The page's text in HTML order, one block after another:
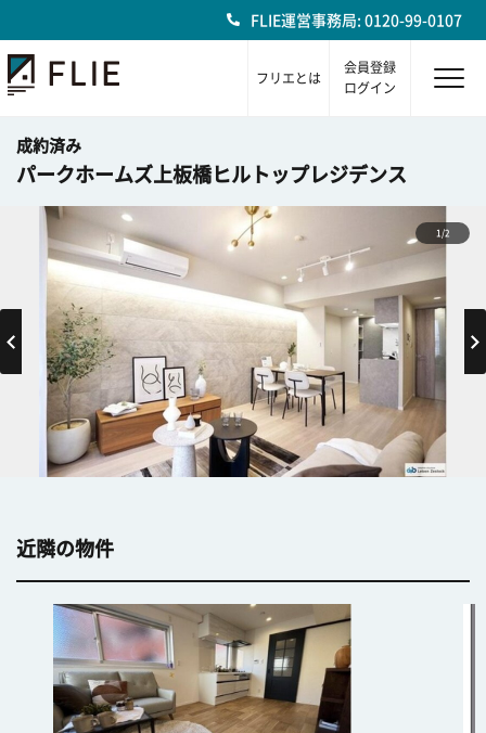
FLIE運営事務局: 0120-99-0107
フリエとは
会員登録
ログイン
成約済み
パークホームズ上板橋ヒルトップレジデンス
1/2
近隣の物件